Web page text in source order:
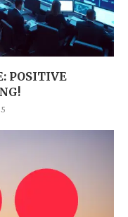
POSITIVE